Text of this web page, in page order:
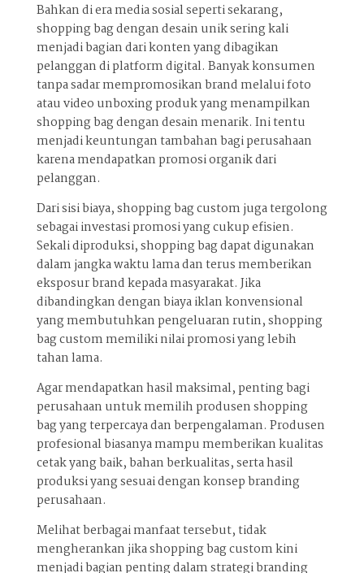
Bahkan di era media sosial seperti sekarang,
shopping bag dengan desain unik sering kali
menjadi bagian dari konten yang dibagikan
pelanggan di platform digital. Banyak konsumen
tanpa sadar mempromosikan brand melalui foto
atau video unboxing produk yang menampilkan
shopping bag dengan desain menarik. Ini tentu
menjadi keuntungan tambahan bagi perusahaan
karena mendapatkan promosi organik dari
pelanggan.
Dari sisi biaya, shopping bag custom juga tergolong
sebagai investasi promosi yang cukup efisien.
Sekali diproduksi, shopping bag dapat digunakan
dalam jangka waktu lama dan terus memberikan
eksposur brand kepada masyarakat. Jika
dibandingkan dengan biaya iklan konvensional
yang membutuhkan pengeluaran rutin, shopping
bag custom memiliki nilai promosi yang lebih
tahan lama.
Agar mendapatkan hasil maksimal, penting bagi
perusahaan untuk memilih produsen shopping
bag yang terpercaya dan berpengalaman. Produsen
profesional biasanya mampu memberikan kualitas
cetak yang baik, bahan berkualitas, serta hasil
produksi yang sesuai dengan konsep branding
perusahaan.
Melihat berbagai manfaat tersebut, tidak
mengherankan jika shopping bag custom kini
menjadi bagian penting dalam strategi branding